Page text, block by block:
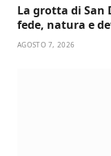
La grotta di San
fede, natura e
AGOSTO 7, 2026